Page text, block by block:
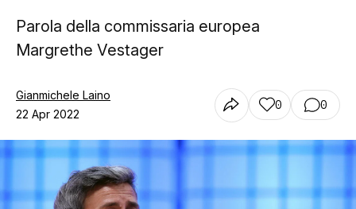
Contatti
Parola della commissaria europea
Margrethe Vestager
Gianmichele Laino
22 Apr 2022
0 0